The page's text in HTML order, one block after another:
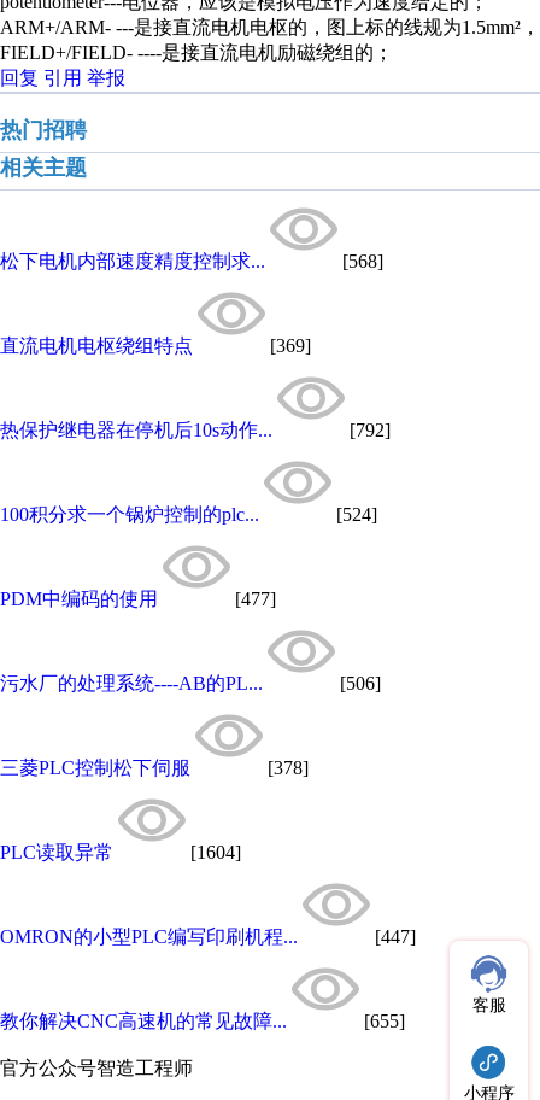
ARM+/ARM- ---是接直流电机电枢的，图上标的线规为1.5mm²
FIELD+/FIELD- ----是接直流电机励磁绕组的；
回复 引用 举报
热门招聘
相关主题
松下电机内部速度精度控制求... [568]
直流电机电枢绕组特点 [369]
热保护继电器在停机后10s动作... [792]
100积分求一个锅炉控制的plc... [524]
PDM中编码的使用 [477]
污水厂的处理系统----AB的PL... [506]
三菱PLC控制松下伺服 [378]
PLC读取异常 [1604]
OMRON的小型PLC编写印刷机程... [447]
教你解决CNC高速机的常见故障... [655]
官方公众号智造工程师
客服
小程序